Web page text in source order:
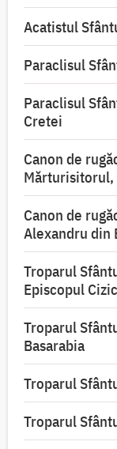
Acatistul
Paraclisul
Paraclisul
Cretei
Canon de
Mărturisitorul,
Canon de
Alexandru din
Troparul
Episcopul
Troparul
Basarabia
Troparul
Troparul